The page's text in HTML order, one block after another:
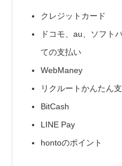
クレジットカード
ドコモ、au、ソフト
ての支払い
WebManey
リクルートかんたん
BitCash
LINE Pay
hontoのポイント